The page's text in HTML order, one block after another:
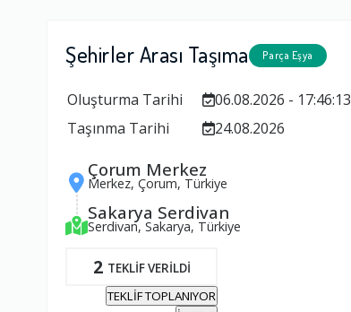
Şehirler Arası Taşıma Parça Eşya
Oluşturma Tarihi
06.08.2026 - 17:46:13
Taşınma Tarihi
24.08.2026
Çorum Merkez
Merkez, Çorum, Türkiye
Sakarya Serdivan
Serdivan, Sakarya, Türkiye
2 TEKLİF VERİLDİ
TEKLİF TOPLANIYOR